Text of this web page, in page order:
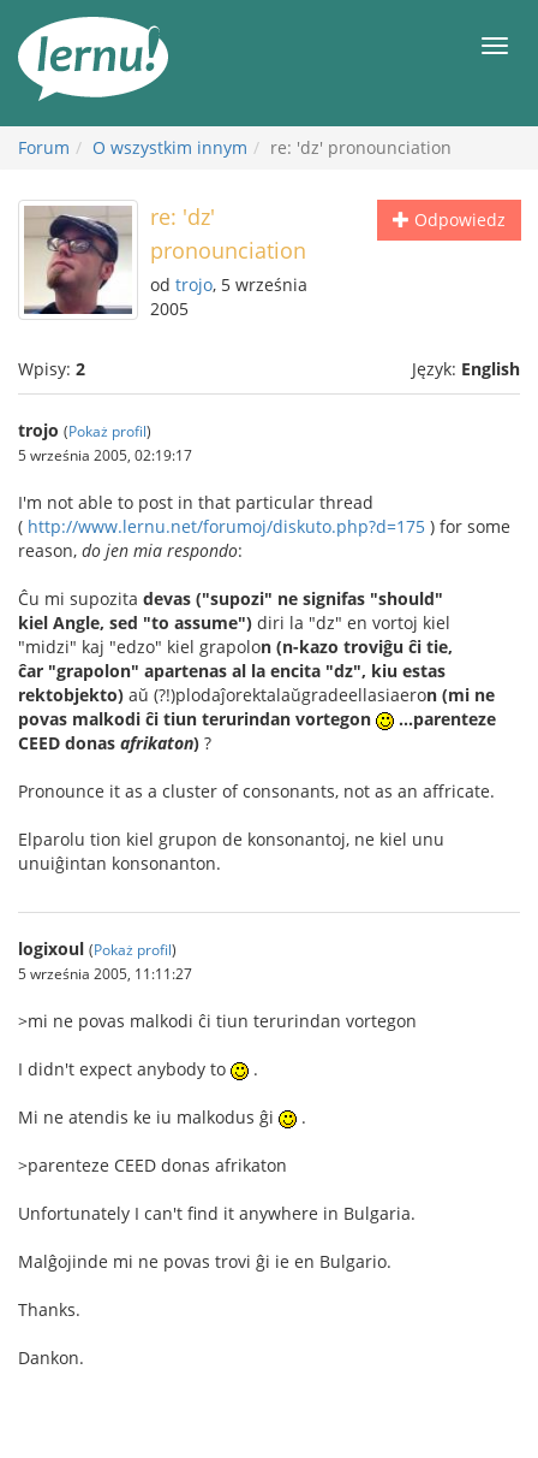
Forum O wszystkim innym re: 'dz' pronounciation
Odpowiedz
re: 'dz'
pronounciation
od trojo, 5 września
2005
Wpisy: 2 Język: English
trojo (Pokaż profil)
5 września 2005, 02:19:17
I'm not able to post in that particular thread
( http://www.lernu.net/forumoj/diskuto.php?d=175 ) for some
reason, do jen mia respondo:
Ĉu mi supozita devas ("supozi" ne signifas "should"
kiel Angle, sed "to assume") diri la "dz" en vortoj kiel
"midzi" kaj "edzo" kiel grapolon (n-kazo troviĝu ĉi tie,
ĉar "grapolon" apartenas al la encita "dz", kiu estas
rektobjekto) aŭ (?!)plodaĵorektalaŭgradeellasiaeron (mi ne
povas malkodi ĉi tiun terurindan vortegon
...parenteze
CEED donas afrikaton) ?
Pronounce it as a cluster of consonants, not as an affricate.
Elparolu tion kiel grupon de konsonantoj, ne kiel unu
unuiĝintan konsonanton.
logixoul (Pokaż profil)
5 września 2005, 11:11:27
>mi ne povas malkodi ĉi tiun terurindan vortegon
I didn't expect anybody to .
Mi ne atendis ke iu malkodus ĝi .
>parenteze CEED donas afrikaton
Unfortunately I can't find it anywhere in Bulgaria.
Malĝojinde mi ne povas trovi ĝi ie en Bulgario.
Thanks.
Dankon.